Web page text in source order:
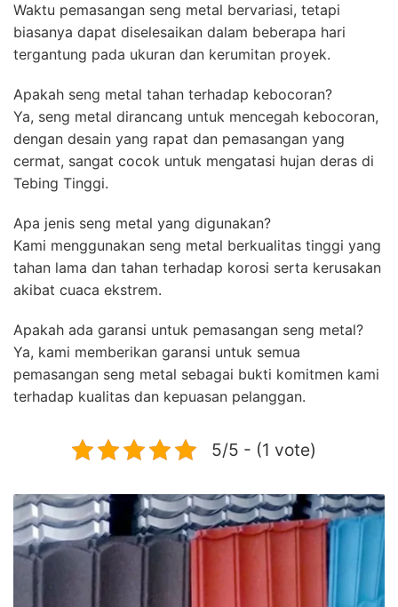
Waktu pemasangan seng metal bervariasi, tetapi
biasanya dapat diselesaikan dalam beberapa hari
tergantung pada ukuran dan kerumitan proyek.
Apakah seng metal tahan terhadap kebocoran?
Ya, seng metal dirancang untuk mencegah kebocoran,
dengan desain yang rapat dan pemasangan yang
cermat, sangat cocok untuk mengatasi hujan deras di
Tebing Tinggi.
Apa jenis seng metal yang digunakan?
Kami menggunakan seng metal berkualitas tinggi yang
tahan lama dan tahan terhadap korosi serta kerusakan
akibat cuaca ekstrem.
Apakah ada garansi untuk pemasangan seng metal?
Ya, kami memberikan garansi untuk semua
pemasangan seng metal sebagai bukti komitmen kami
terhadap kualitas dan kepuasan pelanggan.
5/5 - (1 vote)